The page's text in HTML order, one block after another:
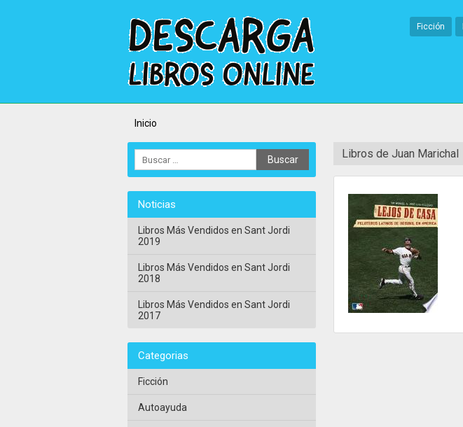
Ficción
Inicio
Libros de Juan Marichal
Noticias
Libros Más Vendidos en Sant Jordi
2019
Libros Más Vendidos en Sant Jordi
2018
Libros Más Vendidos en Sant Jordi
2017
Categorias
Ficción
Autoayuda